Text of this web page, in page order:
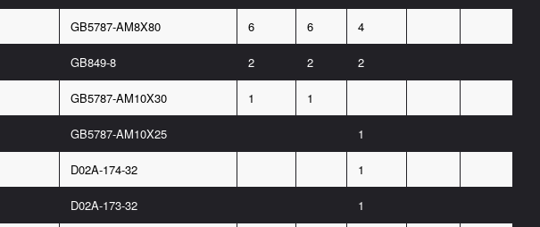
GB5787-AM8X80 6 6 4
GB849-8 2 2 2
GB5787-AM10X30 1 1
GB5787-AM10X25 1
D02A-174-32 1
D02A-173-32 1